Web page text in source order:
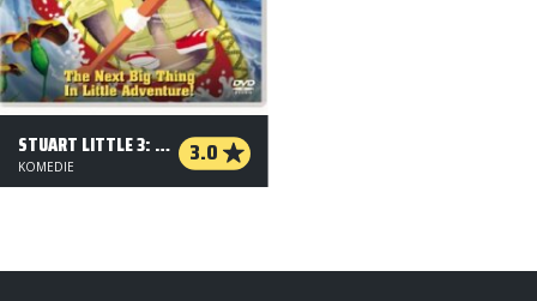
STUART LITTLE 3: NATUREN KALDER 3.0
KOMEDIE